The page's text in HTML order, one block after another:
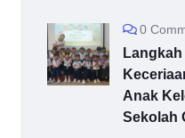
0
Anak
Sekolah